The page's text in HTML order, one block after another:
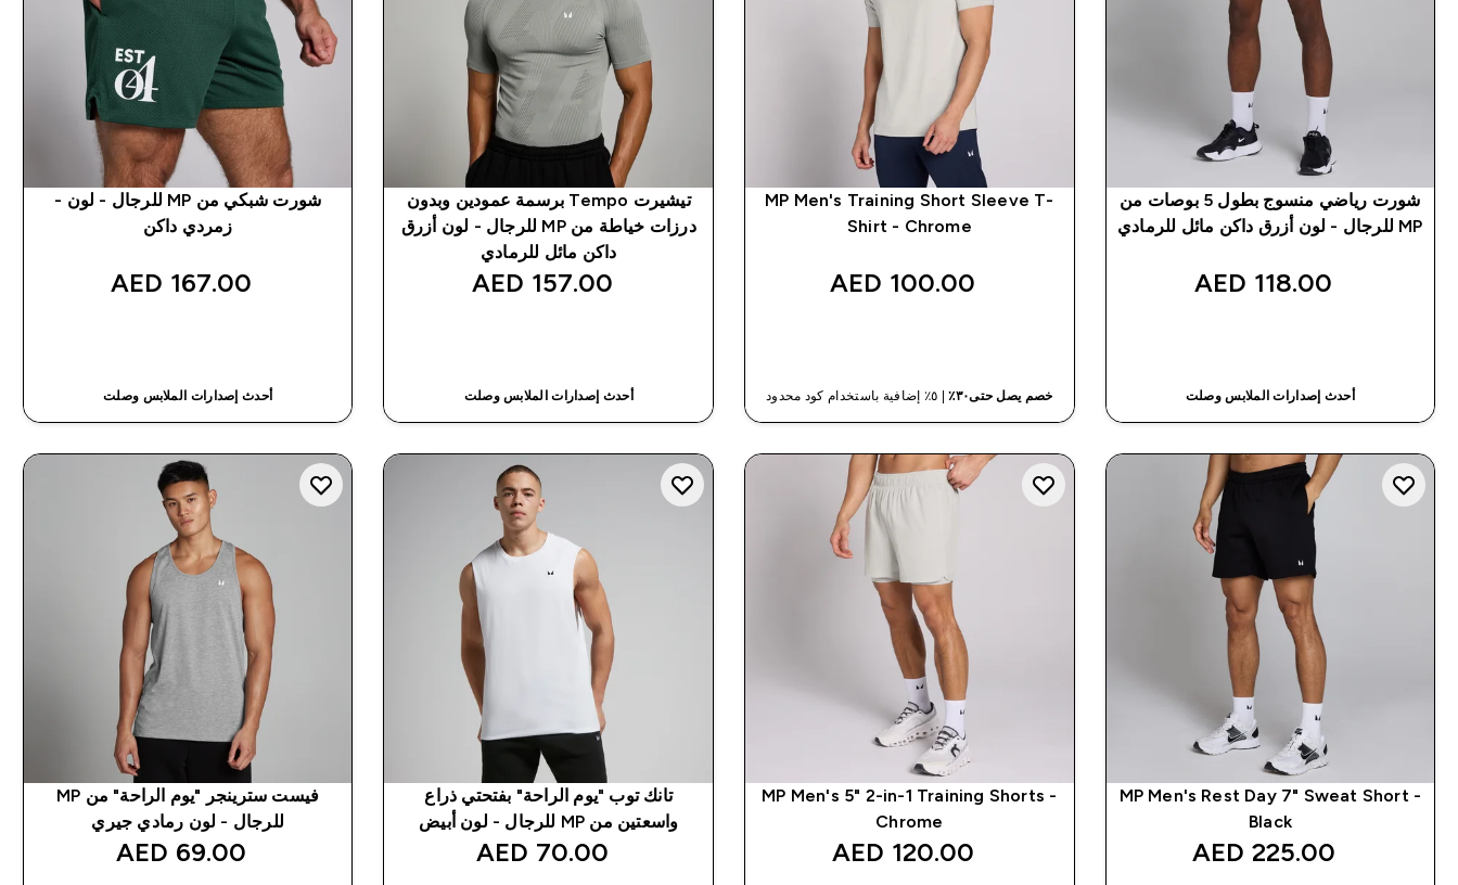
شورت رياضي منسوج بطول 5 بوصات من
MP للرجال - لون أزرق داكن مائل للرمادي
118.00 AED‎
أحدث إصدارات الملابس وصلت
MP Men's Training Short Sleeve T-
Shirt - Chrome
100.00 AED‎
خصم يصل حتى٣٠٪ | ٥٪ إضافية باستخدام كود محدود
تيشيرت Tempo برسمة عمودين وبدون
درزات خياطة من MP للرجال - لون أزرق
داكن مائل للرمادي
157.00 AED‎
أحدث إصدارات الملابس وصلت
شورت شبكي من MP للرجال - لون -
زمردي داكن
167.00 AED‎
أحدث إصدارات الملابس وصلت
MP Men's Rest Day 7" Sweat Short -
Black
225.00 AED‎
MP Men's 5" 2-in-1 Training Shorts -
Chrome
120.00 AED‎
تانك توب "يوم الراحة" بفتحتي ذراع
واسعتين من MP للرجال - لون أبيض
70.00 AED‎
فيست سترينجر "يوم الراحة" من MP
للرجال - لون رمادي جيري
69.00 AED‎